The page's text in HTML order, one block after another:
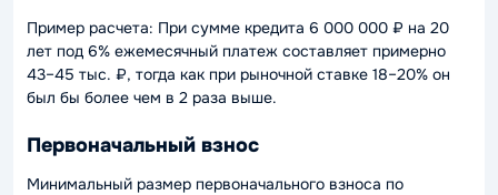
Пример расчета: При сумме кредита 6 000 000 ₽ на 20
лет под 6% ежемесячный платеж составляет примерно
43–45 тыс. ₽, тогда как при рыночной ставке 18–20% он
был бы более чем в 2 раза выше.
Первоначальный взнос
Минимальный размер первоначального взноса по